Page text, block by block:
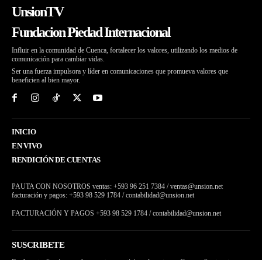
UnsionTV
Fundacion Piedad Internacional
Influir en la comunidad de Cuenca, fortalecer los valores, utilizando los medios de
comunicación para cambiar vidas.
Ser una fuerza impulsora y líder en comunicaciones que promueva valores que
beneficien al bien mayor.
INICIO
EN VIVO
RENDICIÓN DE CUENTAS
PAUTA CON NOSOTROS ventas: +593 96 251 7384 / ventas@unsion.net
facturación y pagos: +593 98 529 1784 / contabilidad@unsion.net
FACTURACIÓN Y PAGOS +593 98 529 1784 / contabilidad@unsion.net
SUSCRIBETE